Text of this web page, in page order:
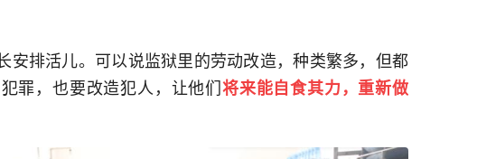
安排活儿。可以说监狱里的劳动改造，种类繁多，但都
罪，也要改造犯人，让他们将来能自食其力，重新做